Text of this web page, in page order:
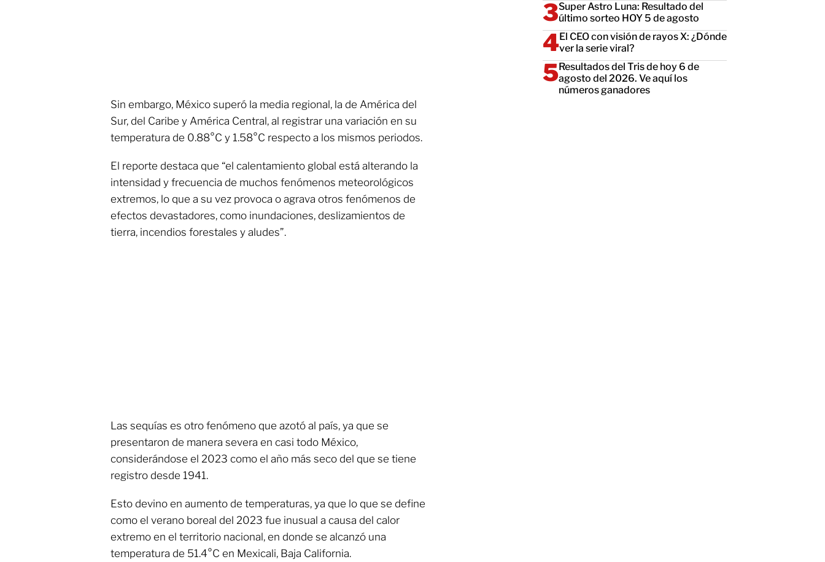
Sin embargo, México superó la media regional, la de América del
Sur, del Caribe y América Central, al registrar una variación en su
temperatura de 0.88°C y 1.58°C respecto a los mismos periodos.
El reporte destaca que “el calentamiento global está alterando la
intensidad y frecuencia de muchos fenómenos meteorológicos
extremos, lo que a su vez provoca o agrava otros fenómenos de
efectos devastadores, como inundaciones, deslizamientos de
tierra, incendios forestales y aludes”.
Las sequías es otro fenómeno que azotó al país, ya que se
presentaron de manera severa en casi todo México,
considerándose el 2023 como el año más seco del que se tiene
registro desde 1941.
Esto devino en aumento de temperaturas, ya que lo que se define
como el verano boreal del 2023 fue inusual a causa del calor
extremo en el territorio nacional, en donde se alcanzó una
temperatura de 51.4°C en Mexicali, Baja California.
Super Astro Luna: Resultado del
último sorteo HOY 5 de agosto
El CEO con visión de rayos X: ¿Dónde
ver la serie viral?
Resultados del Tris de hoy 6 de
agosto del 2026. Ve aquí los
números ganadores